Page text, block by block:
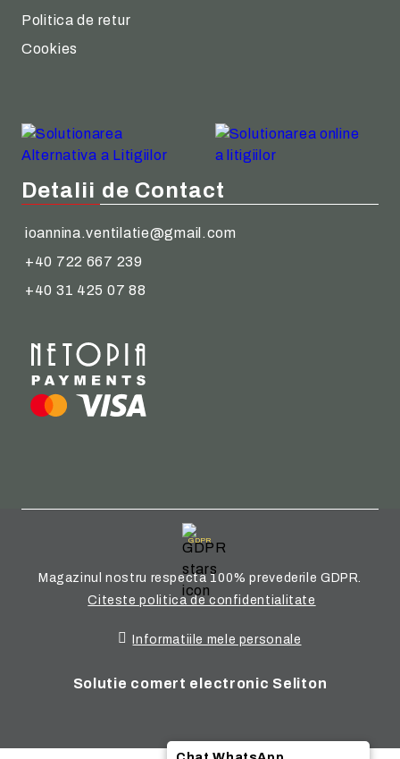
Politica de retur
Cookies
Detalii de Contact
ioannina.ventilatie@gmail.com
+40 722 667 239
+40 31 425 07 88
GDPR
Magazinul nostru respecta 100% prevederile GDPR.
Citeste politica de confidentialitate
Informatiile mele personale
Solutie comert electronic Seliton